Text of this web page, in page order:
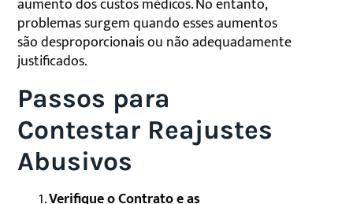
aumento dos custos médicos. No entanto,
problemas surgem quando esses aumentos
são desproporcionais ou não adequadamente
justificados.
Passos para
Contestar Reajustes
Abusivos
Verifique o Contrato e as